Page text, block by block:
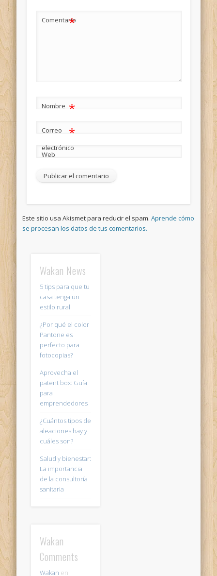
Comentario
*
Nombre *
Correo
electrónico
*
Web
Este sitio usa Akismet para reducir el spam.Aprende cómo
se procesan los datos de tus comentarios.
Wakan News
5 tips para que tu
casa tenga un
estilo rural
¿Por qué el color
Pantone es
perfecto para
fotocopias?
Aprovecha el
patent box: Guía
para
emprendedores
¿Cuántos tipos de
aleaciones hay y
cuáles son?
Salud y bienestar:
La importancia
de la consultoría
sanitaria
Wakan
Comments
Wakan en